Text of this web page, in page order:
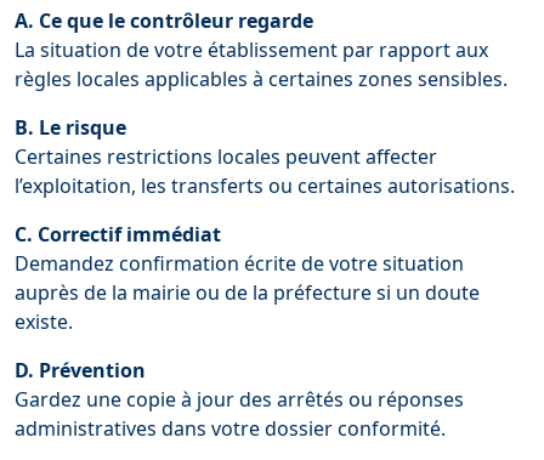
A. Ce que le contrôleur regarde
La situation de votre établissement par rapport aux
règles locales applicables à certaines zones sensibles.
B. Le risque
Certaines restrictions locales peuvent affecter
l’exploitation, les transferts ou certaines autorisations.
C. Correctif immédiat
Demandez confirmation écrite de votre situation
auprès de la mairie ou de la préfecture si un doute
existe.
D. Prévention
Gardez une copie à jour des arrêtés ou réponses
administratives dans votre dossier conformité.